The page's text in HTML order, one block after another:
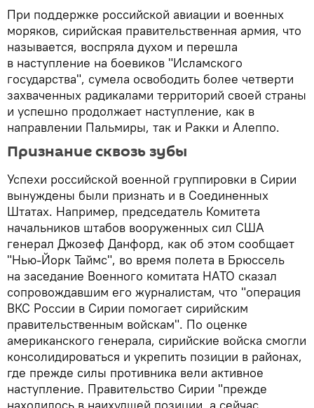
При поддержке российской авиации и военных
моряков, сирийская правительственная армия, что
называется, воспряла духом и перешла
в наступление на боевиков "Исламского
государства", сумела освободить более четверти
захваченных радикалами территорий своей страны
и успешно продолжает наступление, как в
направлении Пальмиры, так и Ракки и Алеппо.
Признание сквозь зубы
Успехи российской военной группировки в Сирии
вынуждены были признать и в Соединенных
Штатах. Например, председатель Комитета
начальников штабов вооруженных сил США
генерал Джозеф Данфорд, как об этом сообщает
"Нью-Йорк Таймс", во время полета в Брюссель
на заседание Военного комитата НАТО сказал
сопровождавшим его журналистам, что "операция
ВКС России в Сирии помогает сирийским
правительственным войскам". По оценке
американского генерала, сирийские войска смогли
консолидироваться и укрепить позиции в районах,
где прежде силы противника вели активное
наступление. Правительство Сирии "прежде
находилось в наихудшей позиции, а сейчас